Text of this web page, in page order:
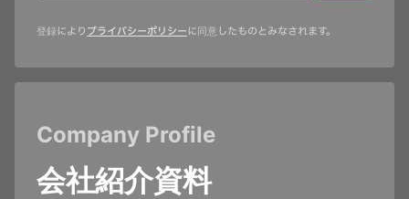
登録によりプライバシーポリシーに同意したものとみなされます。
Company Profile
会社紹介資料